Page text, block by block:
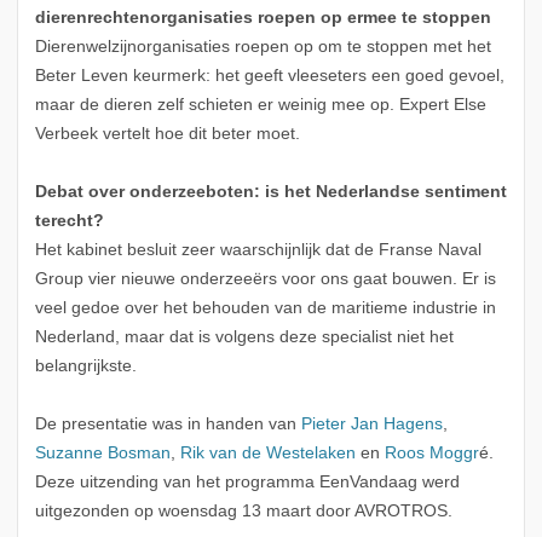
dierenrechtenorganisaties roepen op ermee te stoppen
Dierenwelzijnorganisaties roepen op om te stoppen met het
Beter Leven keurmerk: het geeft vleeseters een goed gevoel,
maar de dieren zelf schieten er weinig mee op. Expert Else
Verbeek vertelt hoe dit beter moet.
Debat over onderzeeboten: is het Nederlandse sentiment
terecht?
Het kabinet besluit zeer waarschijnlijk dat de Franse Naval
Group vier nieuwe onderzeeërs voor ons gaat bouwen. Er is
veel gedoe over het behouden van de maritieme industrie in
Nederland, maar dat is volgens deze specialist niet het
belangrijkste.
De presentatie was in handen van Pieter Jan Hagens,
Suzanne Bosman, Rik van de Westelaken en Roos Moggré.
Deze uitzending van het programma EenVandaag werd
uitgezonden op woensdag 13 maart door AVROTROS.